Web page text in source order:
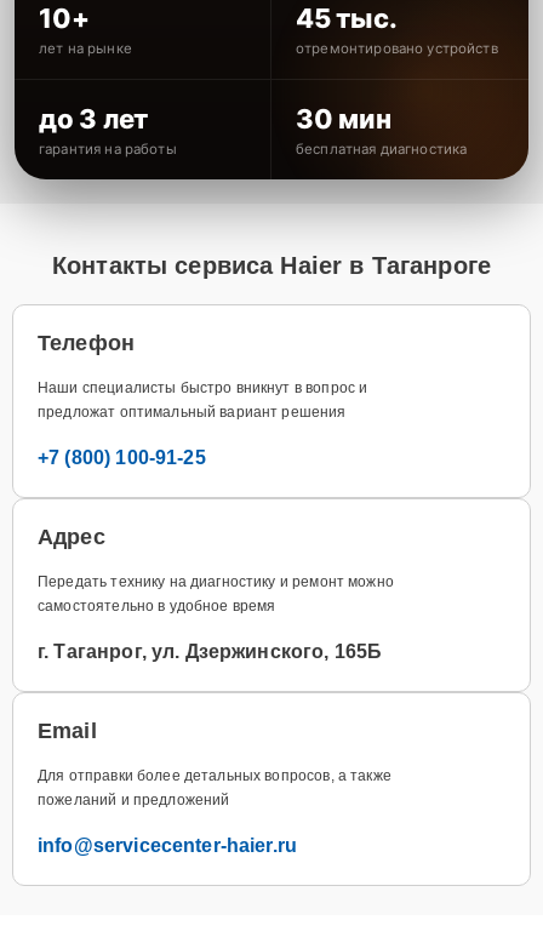
10+
лет на рынке
45 тыс.
отремонтировано устройств
до 3 лет
гарантия на работы
30 мин
бесплатная диагностика
Контакты сервиса Haier в Таганроге
Телефон
Наши специалисты быстро вникнут в вопрос и
предложат оптимальный вариант решения
+7 (800) 100-91-25
Адрес
Передать технику на диагностику и ремонт можно
самостоятельно в удобное время
г. Таганрог, ул. Дзержинского, 165Б
Email
Для отправки более детальных вопросов, а также
пожеланий и предложений
info@servicecenter-haier.ru